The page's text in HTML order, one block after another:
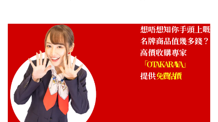
想唔想知你手頭上嘅
名牌商品值幾多錢？
高價收購專家
「OTAKARAYA」
提供免費估價